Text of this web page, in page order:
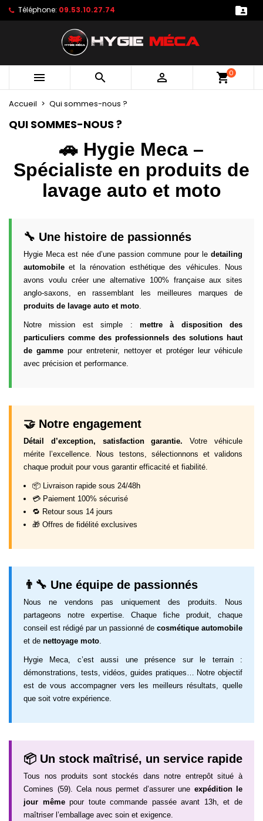
Téléphone: 09.53.10.27.74 
   shopping_cart0
Accueil Qui sommes-nous ?
QUI SOMMES-NOUS ?
🚗 Hygie Meca –
Spécialiste en produits de
lavage auto et moto
🔧 Une histoire de passionnés
Hygie Meca est née d’une passion commune pour le detailing
automobile et la rénovation esthétique des véhicules. Nous
avons voulu créer une alternative 100% française aux sites
anglo-saxons, en rassemblant les meilleures marques de
produits de lavage auto et moto.
Notre mission est simple : mettre à disposition des
particuliers comme des professionnels des solutions haut
de gamme pour entretenir, nettoyer et protéger leur véhicule
avec précision et performance.
🤝 Notre engagement
Détail d’exception, satisfaction garantie. Votre véhicule
mérite l’excellence. Nous testons, sélectionnons et validons
chaque produit pour vous garantir efficacité et fiabilité.
📦 Livraison rapide sous 24/48h
💳 Paiement 100% sécurisé
🔁 Retour sous 14 jours
🎁 Offres de fidélité exclusives
👨‍🔧 Une équipe de passionnés
Nous ne vendons pas uniquement des produits. Nous
partageons notre expertise. Chaque fiche produit, chaque
conseil est rédigé par un passionné de cosmétique automobile
et de nettoyage moto.
Hygie Meca, c’est aussi une présence sur le terrain :
démonstrations, tests, vidéos, guides pratiques… Notre objectif
est de vous accompagner vers les meilleurs résultats, quelle
que soit votre expérience.
📦 Un stock maîtrisé, un service rapide
Tous nos produits sont stockés dans notre entrepôt situé à
Comines (59). Cela nous permet d’assurer une expédition le
jour mêmepour toute commande passée avant 13h, et de
maîtriser l’emballage avec soin et exigence.
Mes produits favoris ×
Créer une nouvelle liste
((modalTitle)) ×
((confirmMessage))
((cancelText)) ((modalDeleteText))
Créer une liste de favoris ×
Nom de la liste de favoris
Connexion ×
Vous devez être connecté pour ajouter des produits
à votre liste de favoris.
Annuler